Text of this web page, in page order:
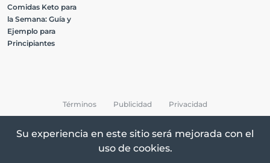
Comidas Keto para
la Semana: Guía y
Ejemplo para
Principiantes
All Rights Reserved © 2026 Keto Recetas
Términos Publicidad Privacidad
Su experiencia en este sitio será mejorada con el
uso de cookies.